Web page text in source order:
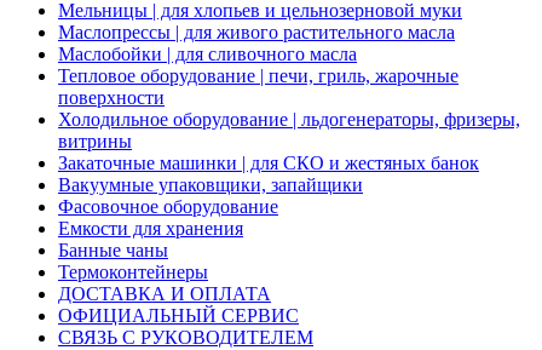
Мельницы | для хлопьев и цельнозерновой муки
Маслопрессы | для живого растительного масла
Маслобойки | для сливочного масла
Тепловое оборудование | печи, гриль, жарочные
поверхности
Холодильное оборудование | льдогенераторы, фризеры,
витрины
Закаточные машинки | для СКО и жестяных банок
Вакуумные упаковщики, запайщики
Фасовочное оборудование
Емкости для хранения
Банные чаны
Термоконтейнеры
ДОСТАВКА И ОПЛАТА
ОФИЦИАЛЬНЫЙ СЕРВИС
СВЯЗЬ С РУКОВОДИТЕЛЕМ